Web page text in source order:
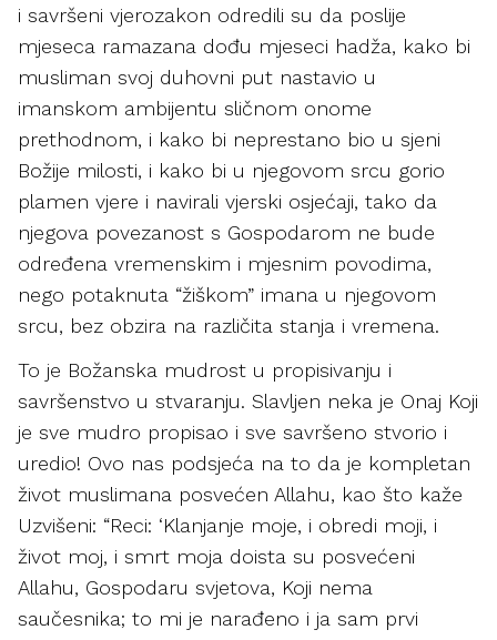
i savršeni vjerozakon odredili su da poslije
mjeseca ramazana dođu mjeseci hadža, kako bi
musliman svoj duhovni put nastavio u
imanskom ambijentu sličnom onome
prethodnom, i kako bi neprestano bio u sjeni
Božije milosti, i kako bi u njegovom srcu gorio
plamen vjere i navirali vjerski osjećaji, tako da
njegova povezanost s Gospodarom ne bude
određena vremenskim i mjesnim povodima,
nego potaknuta “žiškom” imana u njegovom
srcu, bez obzira na različita stanja i vremena.
To je Božanska mudrost u propisivanju i
savršenstvo u stvaranju. Slavljen neka je Onaj Koji
je sve mudro propisao i sve savršeno stvorio i
uredio! Ovo nas podsjeća na to da je kompletan
život muslimana posvećen Allahu, kao što kaže
Uzvišeni: “Reci: ‘Klanjanje moje, i obredi moji, i
život moj, i smrt moja doista su posvećeni
Allahu, Gospodaru svjetova, Koji nema
saučesnika; to mi je narađeno i ja sam prvi